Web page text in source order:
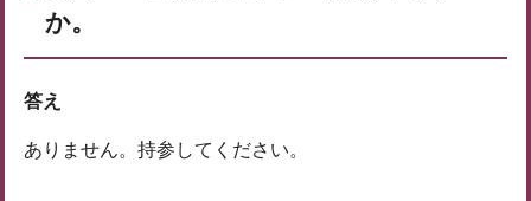
か。
答え
ありません。持参してください。